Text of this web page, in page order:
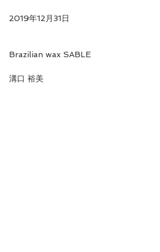
2019年12月31日
Brazilian wax SABLE
溝口 裕美